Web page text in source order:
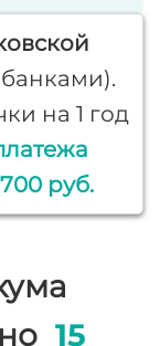
на 1 год
руб.
15